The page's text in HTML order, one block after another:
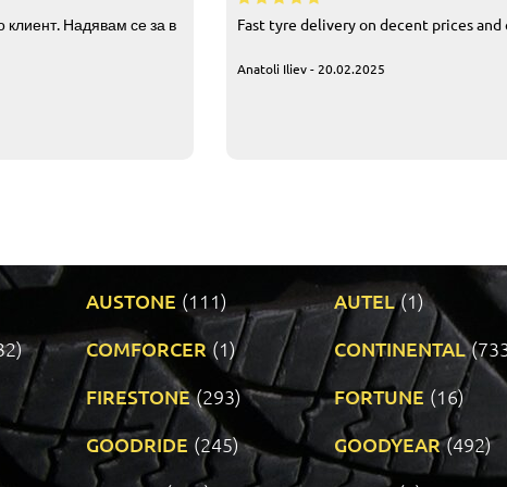
клиент. Надявам се за в
Fast tyre delivery on decent prices
Anatoli Iliev - 20.02.2025
AUSTONE (111) AUTEL (1)
COMFORCER (1) CONTINENTAL
FIRESTONE (293) FORTUNE (16)
GOODRIDE (245) GOODYEAR (492)